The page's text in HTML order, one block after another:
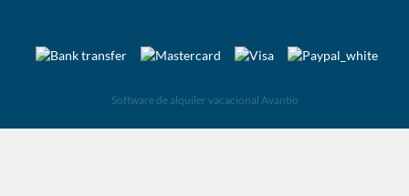
Software de alquiler vacacional Avantio